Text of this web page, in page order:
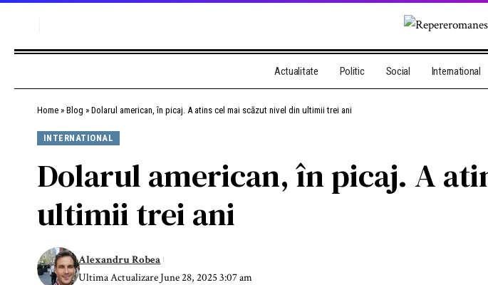
Actualitate Politic Social International
Home » Blog » Dolarul american, în picaj. A atins cel mai scăzut nivel din ultimii trei ani
INTERNATIONAL
Dolarul american, în picaj. A
ultimii trei ani
Ultima Actualizare June 28, 2025 3:07 am
Alexandru Robea